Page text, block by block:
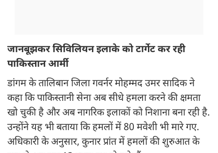
जानबूझकर सिविलियन इलाके को टार्गेट कर रही
पाकिस्तान आर्मी
डांगम के तालिबान जिला गवर्नर मोहम्मद उमर सादिक ने
कहा कि पाकिस्तानी सेना अब सीधे हमला करने की क्षमता
खो चुकी है और अब नागरिक इलाकों को निशाना बना रही है.
उन्होंने यह भी बताया कि हमलों में 80 मवेशी भी मारे गए.
अधिकारी के अनुसार, कुनार प्रांत में हमलों की शुरुआत के